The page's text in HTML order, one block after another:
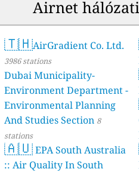
Airnet
🇹🇭AirGradient Co. Ltd.
3986 stations
Dubai Municipality-
Environment Department -
Environmental Planning
And Studies Section 8
stations
🇦🇺EPA South Australia
:: Air Quality In South